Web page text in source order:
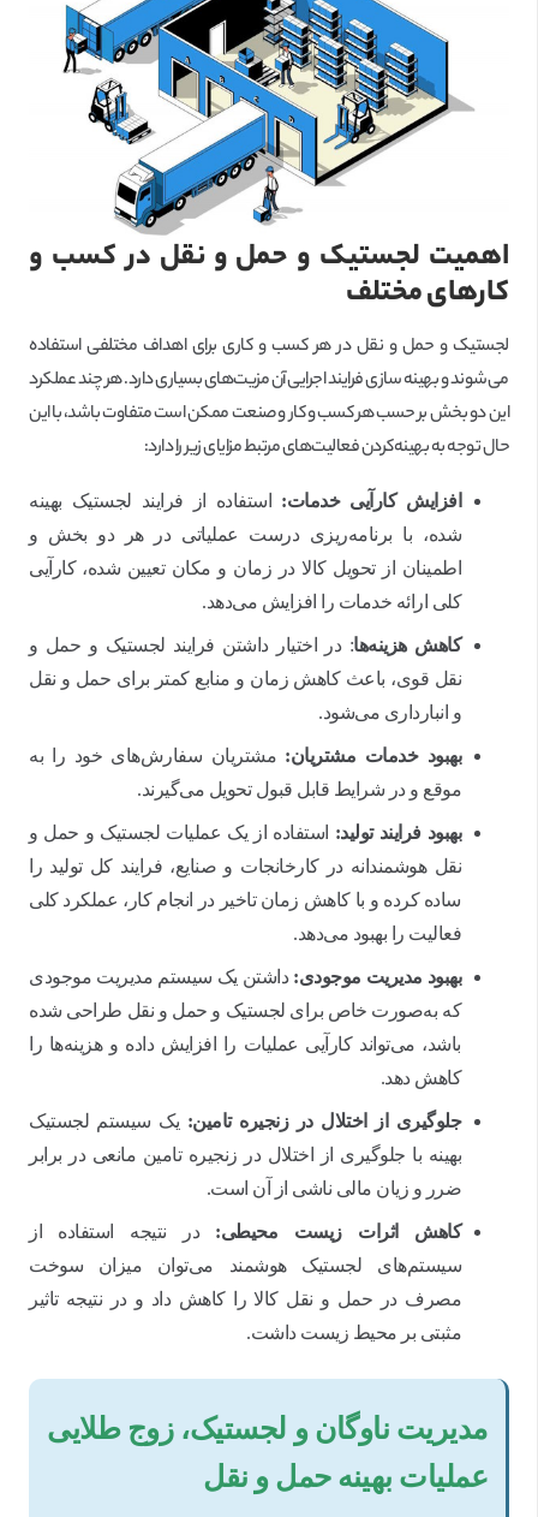
اهمیت لجستیک و حمل و نقل در کسب و
کارهای مختلف
لجستیک و حمل و نقل در هر کسب و کاری برای اهداف مختلفی استفاده
می‌شوند و بهینه سازی فرایند اجرایی آن مزیت‌های بسیاری دارد. هر چند عملکرد
این دو بخش بر حسب هر کسب و کار و صنعت ممکن است متفاوت باشد، با این
حال توجه به بهینه‌کردن فعالیت‌های مرتبط مزایای زیر را دارد:
افزایش کارآیی خدمات: استفاده از فرایند لجستیک بهینه
شده، با برنامه‌ریزی درست عملیاتی در هر دو بخش و
اطمینان از تحویل کالا در زمان و مکان تعیین شده، کارآیی
کلی ارائه خدمات را افزایش می‌دهد.
کاهش هزینه‌ها: در اختیار داشتن فرایند لجستیک و حمل و
نقل قوی، باعث کاهش زمان و منابع کمتر برای حمل و نقل
و انبارداری می‌شود.
بهبود خدمات مشتریان: مشتریان سفارش‌های خود را به
موقع و در شرایط قابل قبول تحویل می‌گیرند.
بهبود فرایند تولید: استفاده از یک عملیات لجستیک و حمل و
نقل هوشمندانه در کارخانجات و صنایع، فرایند کل تولید را
ساده کرده و با کاهش زمان تاخیر در انجام کار، عملکرد کلی
فعالیت را بهبود می‌دهد.
بهبود مدیریت موجودی: داشتن یک سیستم مدیریت موجودی
که به‌صورت خاص برای لجستیک و حمل و نقل طراحی شده
باشد، می‌تواند کارآیی عملیات را افزایش داده و هزینه‌ها را
کاهش دهد.
جلوگیری از اختلال در زنجیره تامین: یک سیستم لجستیک
بهینه با جلوگیری از اختلال در زنجیره تامین مانعی در برابر
ضرر و زیان مالی ناشی از آن است.
کاهش اثرات زیست محیطی: در نتیجه استفاده از
سیستم‌های لجستیک هوشمند می‌توان میزان سوخت
مصرف در حمل و نقل کالا را کاهش داد و در نتیجه تاثیر
مثبتی بر محیط زیست داشت.
مدیریت ناوگان و لجستیک، زوج طلایی
عملیات بهینه حمل و نقل